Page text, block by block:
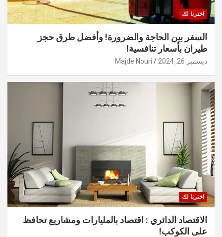
اخترنا لك
السفر بين الحاجة والضرورة! وأفضل طرق حجز
طيران بأسعار تنافسية!
ديسمبر 26, 2024 Majde Nouri
اخترنا لك
الاقتصاد الدائري : اقتصاد بالمليارات ومشاريع تحافظ
على الكوكب!